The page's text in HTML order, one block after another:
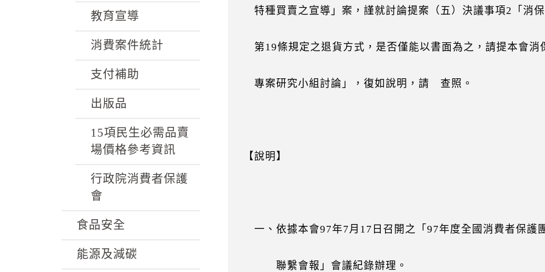
教育宣導
消費案件統計
支付補助
出版品
15項民生必需品賣
場價格參考資訊
行政院消費者保護
會
食品安全
能源及減碳
特種買賣之宣導」案，謹就討論提案（五）決議事項2「消
第19條規定之退貨方式，是否僅能以書面為之，請提本會消
專案研究小組討論」，復如說明，請 查照。
【說明】
一、依據本會97年7月17日召開之「97年度全國消費者保護
聯繫會報」會議紀錄辦理。